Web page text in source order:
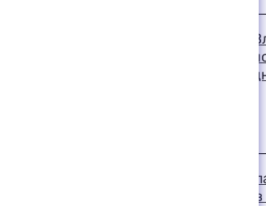
Столица Индии не
затмения, а число